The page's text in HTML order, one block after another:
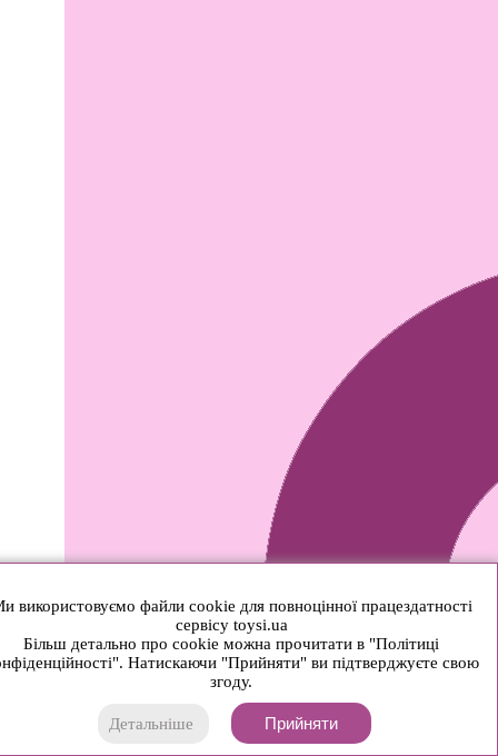
використовуємо файли cookie для повноцінної працездатності
сервісу toysi.ua
Більш детально про cookie можна прочитати в "Політиці
Натискаючи "Прийняти" ви підтверджуєте свою
згоду.
Детальніше Прийняти